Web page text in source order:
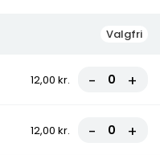
Valgfri
12,00 kr. - +
12,00 kr. - +